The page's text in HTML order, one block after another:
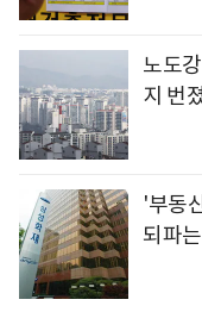
노도
지 번
'부동
되파